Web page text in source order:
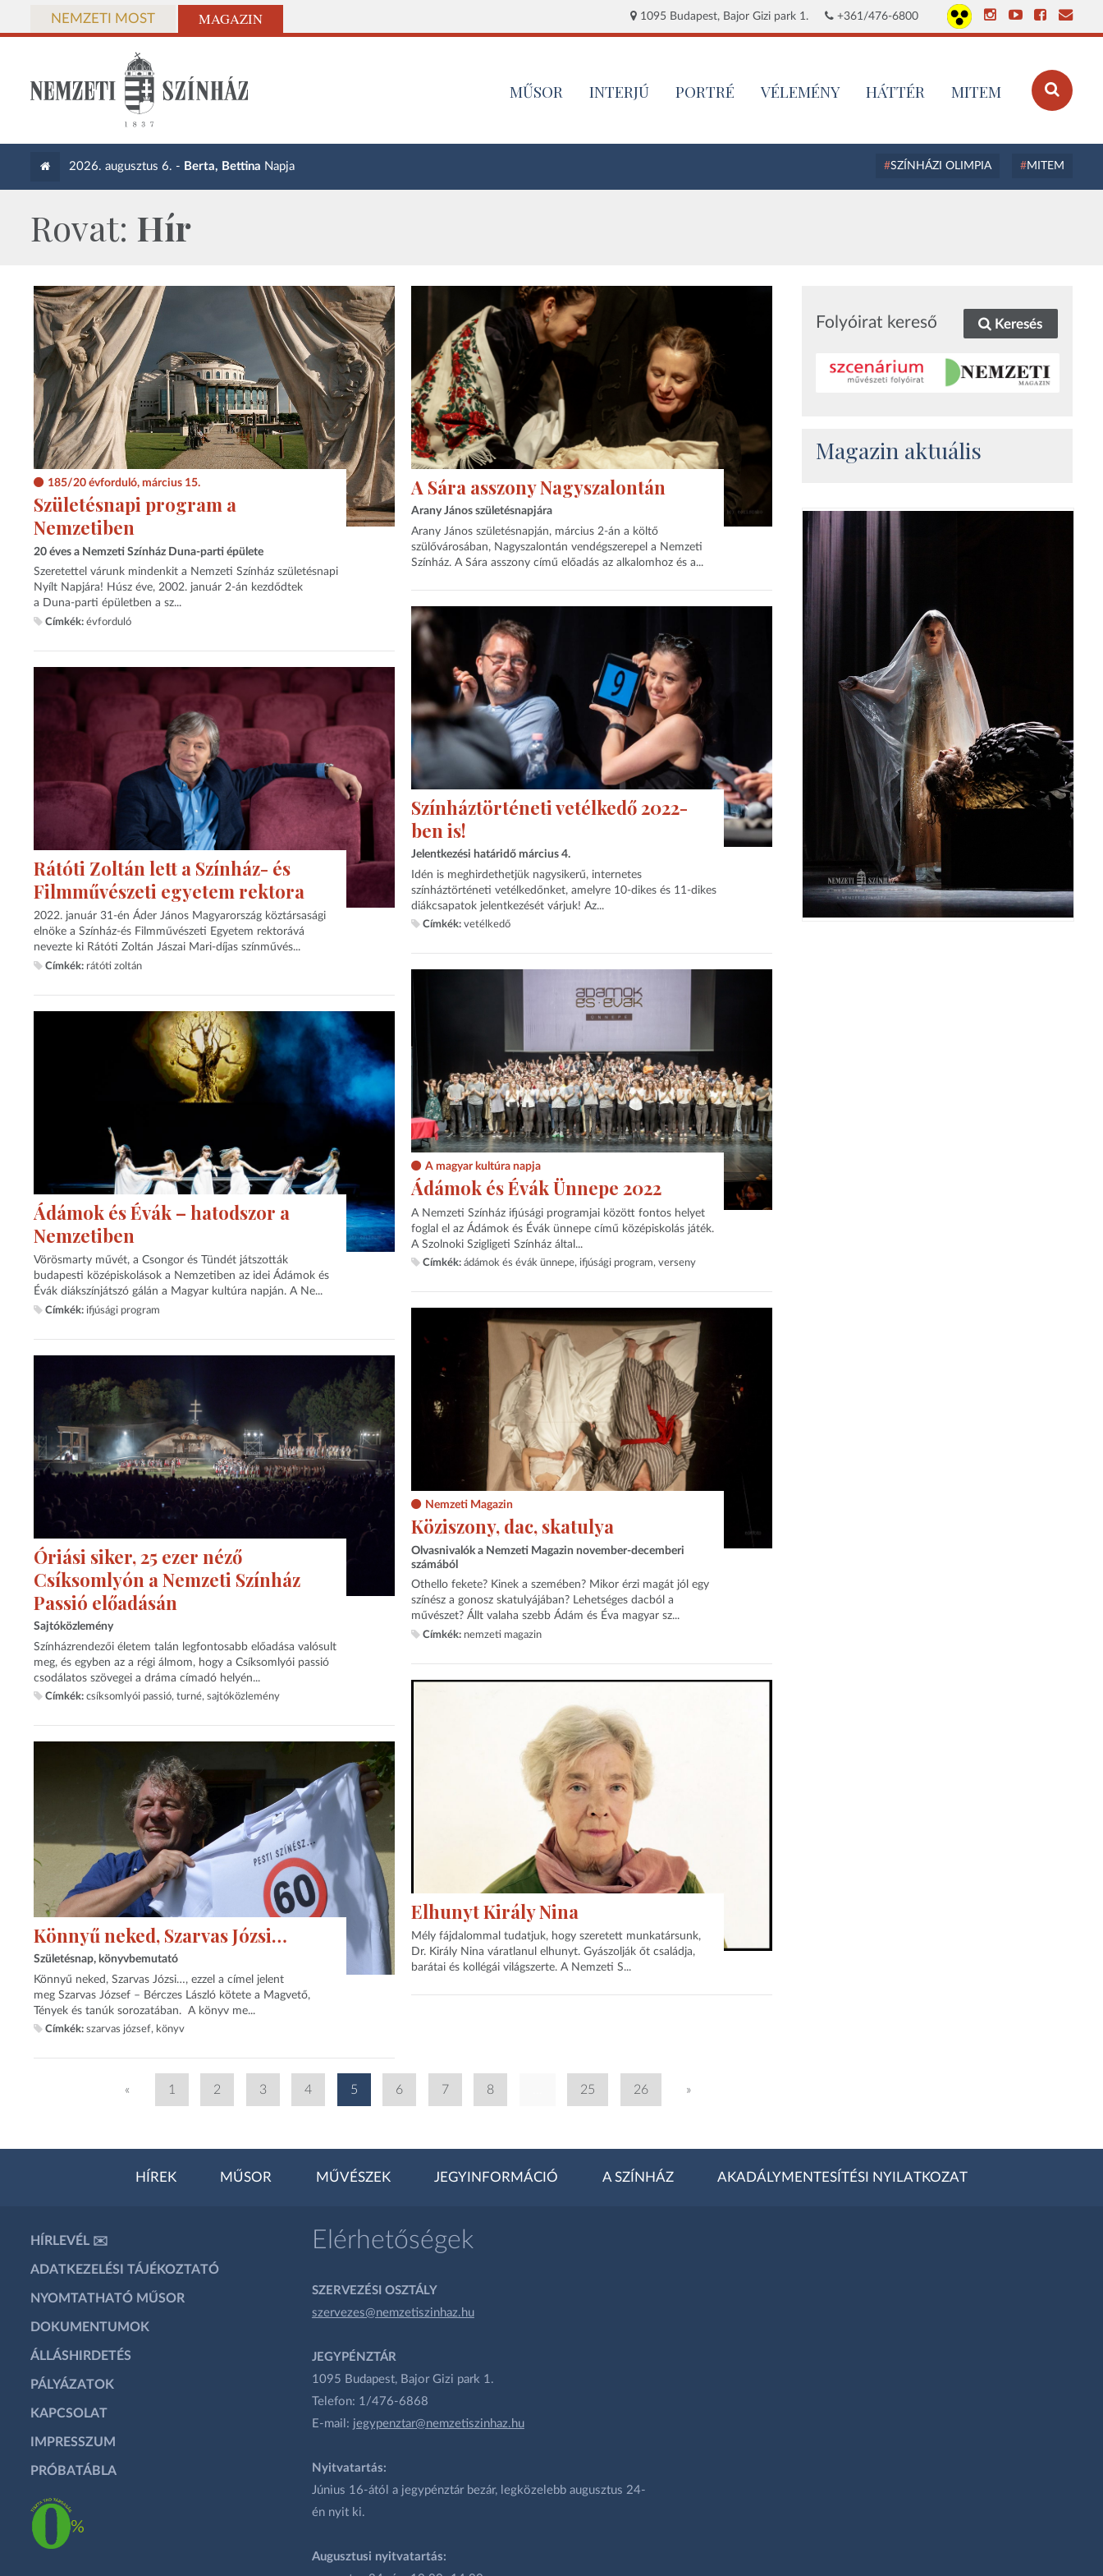
NEMZETI MOST MAGAZIN 1095 Budapest, Bajor Gizi park 1. +361/476-6800
MŰSOR INTERJÚ PORTRÉ VÉLEMÉNY HÁTTÉR MITEM
2026. augusztus 6. - Berta, Bettina Napja SZÍNHÁZI OLIMPIA MITEM
Rovat: Hír
185/20 évforduló, március 15.
Születésnapi program a
Nemzetiben
20 éves a Nemzeti Színház Duna-parti épülete
Szeretettel várunk mindenkit a Nemzeti Színház születésnapi
Nyílt Napjára! Húsz éve, 2002. január 2-án kezdődtek
a Duna-parti épületben a sz...
Címkék: évforduló
A Sára asszony Nagyszalontán
Arany János születésnapjára
Arany János születésnapján, március 2-án a költő
szülővárosában, Nagyszalontán vendégszerepel a Nemzeti
Színház. A Sára asszony című előadás az alkalomhoz és a...
Színháztörténeti vetélkedő 2022-
ben is!
Jelentkezési határidő március 4.
Idén is meghirdethetjük nagysikerű, internetes
színháztörténeti vetélkedőnket, amelyre 10-dikes és 11-dikes
diákcsapatok jelentkezését várjuk! Az...
Címkék: vetélkedő
Rátóti Zoltán lett a Színház- és
Filmművészeti egyetem rektora
2022. január 31-én Áder János Magyarország köztársasági
elnöke a Színház-és Filmművészeti Egyetem rektorává
nevezte ki Rátóti Zoltán Jászai Mari-díjas színművés...
Címkék: rátóti zoltán
A magyar kultúra napja
Ádámok és Évák Ünnepe 2022
A Nemzeti Színház ifjúsági programjai között fontos helyet
foglal el az Ádámok és Évák ünnepe című középiskolás játék.
A Szolnoki Szigligeti Színház által...
Címkék: ádámok és évák ünnepe ifjúsági program verseny
Ádámok és Évák – hatodszor a
Nemzetiben
Vörösmarty művét, a Csongor és Tündét játszották
budapesti középiskolások a Nemzetiben az idei Ádámok és
Évák diákszínjátszó gálán a Magyar kultúra napján. A Ne...
Címkék: ifjúsági program
Nemzeti Magazin
Köziszony, dac, skatulya
Olvasnivalók a Nemzeti Magazin november-decemberi
számából
Othello fekete? Kinek a szemében? Mikor érzi magát jól egy
színész a gonosz skatulyájában? Lehetséges dacból a
művészet? Állt valaha szebb Ádám és Éva magyar sz...
Címkék: nemzeti magazin
Óriási siker, 25 ezer néző
Csíksomlyón a Nemzeti Színház
Passió előadásán
Sajtóközlemény
Színházrendezői életem talán legfontosabb előadása valósult
meg, és egyben az a régi álmom, hogy a Csíksomlyói passió
csodálatos szövegei a dráma címadó helyén...
Címkék: csíksomlyói passió turné sajtóközlemény
Elhunyt Király Nina
Mély fájdalommal tudatjuk, hogy szeretett munkatársunk,
Dr. Király Nina váratlanul elhunyt. Gyászolják őt családja,
barátai és kollégái világszerte. A Nemzeti S...
Könnyű neked, Szarvas Józsi…
Születésnap, könyvbemutató
Könnyű neked, Szarvas Józsi…, ezzel a címel jelent
meg Szarvas József – Bérczes László kötete a Magvető,
Tények és tanúk sorozatában. A könyv me...
Címkék: szarvas józsef könyv
« 1 2 3 4 5 6 7 8 25 26 »
Folyóirat kereső Keresés
Magazin aktuális
HÍREK MŰSOR MŰVÉSZEK JEGYINFORMÁCIÓ A SZÍNHÁZ AKADÁLYMENTESÍTÉSI NYILATKOZAT
HÍRLEVÉL ✉️
ADATKEZELÉSI TÁJÉKOZTATÓ
NYOMTATHATÓ MŰSOR
DOKUMENTUMOK
ÁLLÁSHIRDETÉS
PÁLYÁZATOK
KAPCSOLAT
IMPRESSZUM
PRÓBATÁBLA
Elérhetőségek
SZERVEZÉSI OSZTÁLY
szervezes@nemzetiszinhaz.hu
JEGYPÉNZTÁR
1095 Budapest, Bajor Gizi park 1.
Telefon: 1/476-6868
E-mail: jegypenztar@nemzetiszinhaz.hu
Nyitvatartás:
Június 16-ától a jegypénztár bezár, legközelebb augusztus 24-
én nyit ki.
Augusztusi nyitvatartás: